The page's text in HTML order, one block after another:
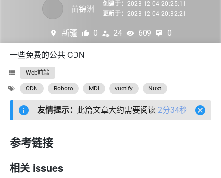
苗锦洲
创建于： 2023-12-04 20:25:11
更新于： 2023-12-04 20:32:21
新疆 0 24 609 0
一些免费的公共 CDN
Web前端
CDN Roboto MDI vuetify Nuxt
友情提示： 此篇文章大约需要阅读 2分34秒
参考链接
相关 issues